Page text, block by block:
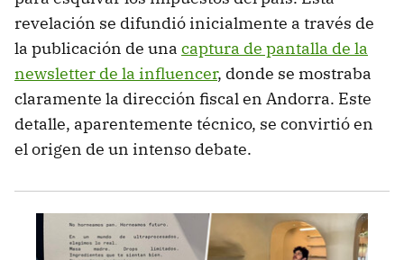
revelación se difundió inicialmente a través de
la publicación de una captura de pantalla de la
newsletter de la influencer, donde se mostraba
claramente la dirección fiscal en Andorra. Este
detalle, aparentemente técnico, se convirtió en
el origen de un intenso debate.